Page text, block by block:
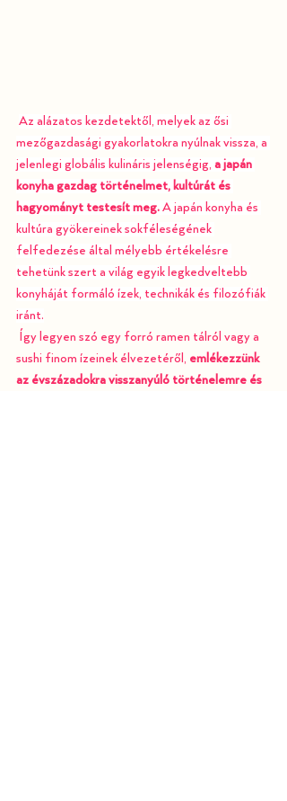
Az alázatos kezdetektől, melyek az ősi
mezőgazdasági gyakorlatokra nyúlnak vissza, a
jelenlegi globális kulináris jelenségig, a japán
konyha gazdag történelmet, kultúrát és
hagyományt testesít meg. A japán konyha és
kultúra gyökereinek sokféleségének
felfedezése által mélyebb értékelésre
tehetünk szert a világ egyik legkedveltebb
konyháját formáló ízek, technikák és filozófiák
iránt.
sushi finom ízeinek élvezetéről, emlékezzünk
az évszázadokra visszanyúló történelemre és